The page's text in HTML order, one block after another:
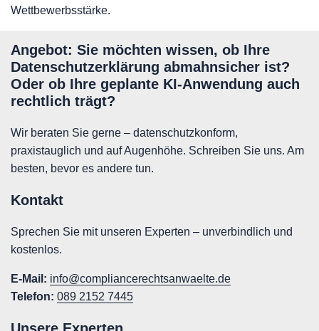
Wettbewerbsstärke.
Angebot: Sie möchten wissen, ob Ihre
Datenschutzerklärung abmahnsicher ist?
Oder ob Ihre geplante KI-Anwendung auch
rechtlich trägt?
Wir beraten Sie gerne – datenschutzkonform,
praxistauglich und auf Augenhöhe. Schreiben Sie uns. Am
besten, bevor es andere tun.
Kontakt
Sprechen Sie mit unseren Experten – unverbindlich und
kostenlos.
E-Mail: info@compliancerechtsanwaelte.de
Telefon: 089 2152 7445